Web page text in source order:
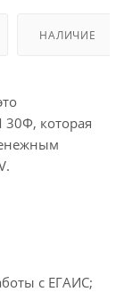
НАЛИЧИЕ
которая
с ЕГАИС;